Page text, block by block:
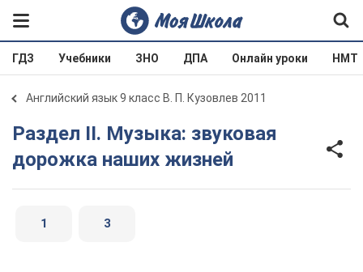
ГДЗ Учебники ЗНО ДПА Онлайн уроки НМТ
Английский язык 9 класс В. П. Кузовлев 2011
Раздел II. Музыка: звуковая
дорожка наших жизней
1 3